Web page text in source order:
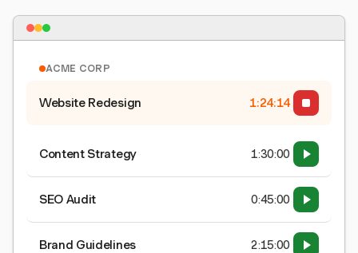
ACME CORP
Website Redesign 1:24:15
Content Strategy 1:30:00
SEO Audit 0:45:00
Brand Guidelines 2:15:00